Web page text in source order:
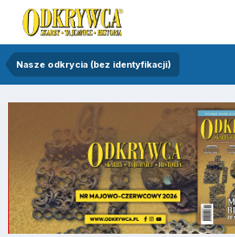
Nasze odkrycia (bez identyfikacji)